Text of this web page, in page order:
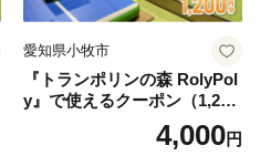
愛知県小牧市
『トランポリンの森 RolyPol
y』で使えるクーポン（1,200
4,000円